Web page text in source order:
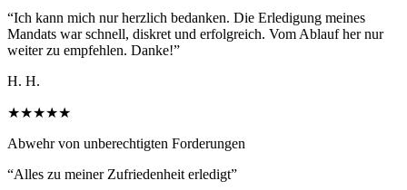
“Ich kann mich nur herzlich bedanken. Die Erledigung meines
Mandats war schnell, diskret und erfolgreich. Vom Ablauf her nur
weiter zu empfehlen. Danke!”
H. H.
★★★★★
Abwehr von unberechtigten Forderungen
“Alles zu meiner Zufriedenheit erledigt”